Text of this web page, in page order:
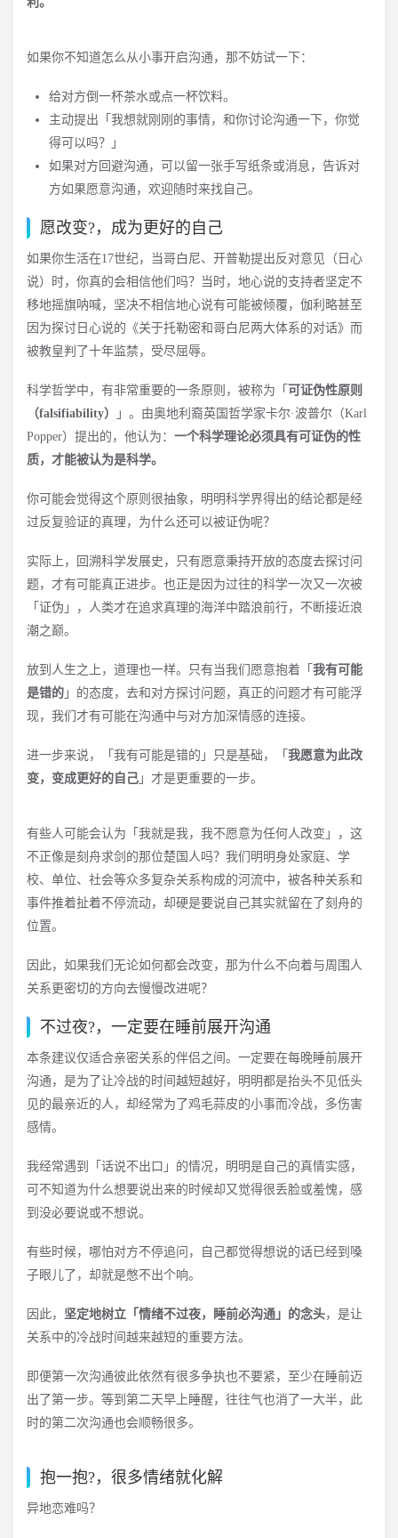
如果你不知道怎么从小事开启沟通，那不妨试一下：
给对方倒一杯茶水或点一杯饮料。
主动提出「我想就刚刚的事情，和你讨论沟通一下，你觉
得可以吗？」
如果对方回避沟通，可以留一张手写纸条或消息，告诉对
方如果愿意沟通，欢迎随时来找自己。
愿改变?，成为更好的自己
如果你生活在17世纪，当哥白尼、开普勒提出反对意见（日心
说）时，你真的会相信他们吗？当时，地心说的支持者坚定不
移地摇旗呐喊，坚决不相信地心说有可能被倾覆，伽利略甚至
因为探讨日心说的《关于托勒密和哥白尼两大体系的对话》而
被教皇判了十年监禁，受尽屈辱。
科学哲学中，有非常重要的一条原则，被称为「 可证伪性原则
（falsifiability）
」。由奥地利裔英国哲学家卡尔·波普尔（Karl
Popper）提出的，他认为： 一个科学理论必须具有可证伪的性
质，才能被认为是科学。
你可能会觉得这个原则很抽象，明明科学界得出的结论都是经
过反复验证的真理，为什么还可以被证伪呢？
实际上，回溯科学发展史，只有愿意秉持开放的态度去探讨问
题，才有可能真正进步。也正是因为过往的科学一次又一次被
「证伪」，人类才在追求真理的海洋中踏浪前行，不断接近浪
潮之巅。
放到人生之上，道理也一样。只有当我们愿意抱着「 我有可能
是错的 」的态度，去和对方探讨问题，真正的问题才有可能浮
现，我们才有可能在沟通中与对方加深情感的连接。
进一步来说，「我有可能是错的」只是基础，「 我愿意为此改
变，变成更好的自己 」才是更重要的一步。
有些人可能会认为「我就是我，我不愿意为任何人改变」，这
不正像是刻舟求剑的那位楚国人吗？我们明明身处家庭、学
校、单位、社会等众多复杂关系构成的河流中，被各种关系和
事件推着扯着不停流动，却硬是要说自己其实就留在了刻舟的
位置。
因此，如果我们无论如何都会改变，那为什么不向着与周围人
关系更密切的方向去慢慢改进呢？
不过夜?，一定要在睡前展开沟通
本条建议仅适合亲密关系的伴侣之间。一定要在每晚睡前展开
沟通，是为了让冷战的时间越短越好，明明都是抬头不见低头
见的最亲近的人，却经常为了鸡毛蒜皮的小事而冷战，多伤害
感情。
我经常遇到「话说不出口」的情况，明明是自己的真情实感，
可不知道为什么想要说出来的时候却又觉得很丢脸或羞愧，感
到没必要说或不想说。
有些时候，哪怕对方不停追问，自己都觉得想说的话已经到嗓
子眼儿了，却就是憋不出个响。
因此， 坚定地树立「情绪不过夜，睡前必沟通」的念头，是让
关系中的冷战时间越来越短的重要方法。
即便第一次沟通彼此依然有很多争执也不要紧，至少在睡前迈
出了第一步。等到第二天早上睡醒，往往气也消了一大半，此
时的第二次沟通也会顺畅很多。
抱一抱?，很多情绪就化解
异地恋难吗？